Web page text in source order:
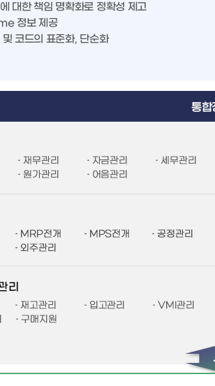
대한 책임 명확화로 정확성 제고
정보 제공
코드의 표준화, 단순화